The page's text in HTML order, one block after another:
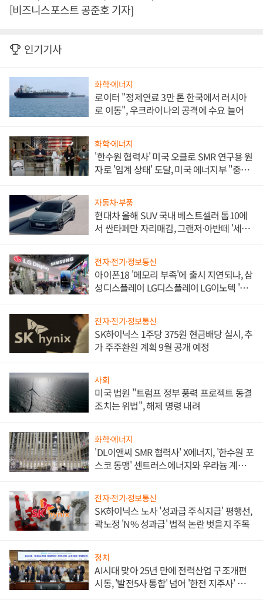
[비즈니스포스트 공준호 기자]
인기기사
화학·에너지
로이터 "정제연료 3만 톤 한국에서 러시아
로 이동", 우크라이나의 공격에 수요 늘어
화학·에너지
'한수원 협력사' 미국 오클로 SMR 연구용 원
자로 '임계 상태' 도달, 미국 에너지부 "중요
자동차·부품
현대차 올해 SUV 국내 베스트셀러 톱10에
서 싼타페만 자리매김, 그랜저·아반떼 '세단
전자·전기·정보통신
아이폰18 '메모리 부족'에 출시 지연되나, 삼
성디스플레이 LG디스플레이 LG이노텍 '탈
전자·전기·정보통신
SK하이닉스 1주당 375원 현금배당 실시, 추
가 주주환원 계획 9월 공개 예정
사회
미국 법원 "트럼프 정부 풍력 프로젝트 동결
조치는 위법", 해제 명령 내려
화학·에너지
'DL이앤씨 SMR 협력사' X에너지, '한수원 포
스코 동맹' 센트러스에너지와 우라늄 계약
전자·전기·정보통신
SK하이닉스 노사 '성과급 주식지급' 평행선,
곽노정 'N% 성과급' 법적 논란 벗을지 주목
정치
AI시대 맞아 25년 만에 전력산업 구조개편
시동, '발전5사 통합' 넘어 '한전 지주사' 재편